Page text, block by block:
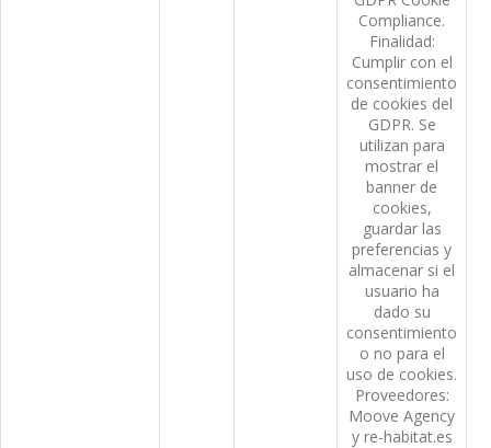
Compliance.
Finalidad:
Cumplir con el
consentimiento
de cookies del
GDPR. Se
utilizan para
mostrar el
banner de
cookies,
guardar las
preferencias y
almacenar si el
usuario ha
dado su
consentimiento
o no para el
uso de cookies.
Proveedores:
Moove Agency
y re-habitat.es